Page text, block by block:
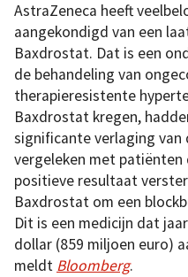
AstraZeneca heeft
aangekondigd van een
Baxdrostat. Dat is een
de behandeling van
therapieresistente
Baxdrostat kregen,
significante verlaging van
vergeleken met patiënten
positieve resultaat
Baxdrostat om een
Dit is een medicijn dat
dollar (859 miljoen euro)
meldt Bloomberg.